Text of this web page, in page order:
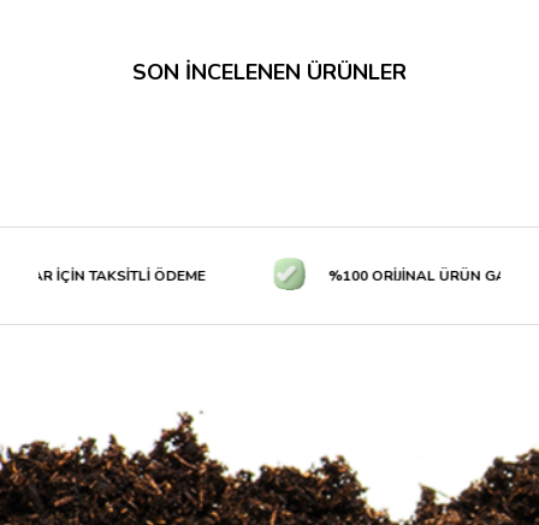
SON İNCELENEN ÜRÜNLER
İÇİN TAKSİTLİ ÖDEME %100 ORİJİNAL ÜRÜN